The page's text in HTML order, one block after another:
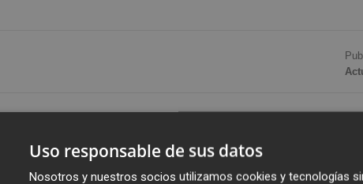
Valenciano de Oncología
quien, con una dilatada experiencia de más de 20 años
Médica del centro hospitalario especializado en
Uso responsable de sus datos
Nosotros y nuestros socios utilizamos cookies y tecnologías